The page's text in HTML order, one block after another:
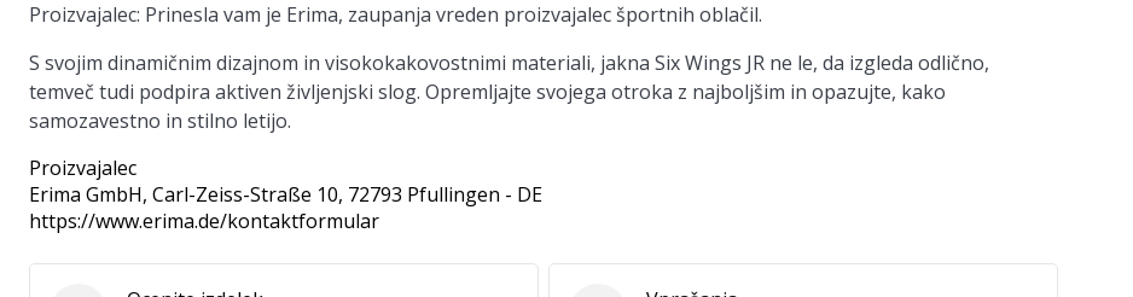
Proizvajalec: Prinesla vam je Erima, zaupanja vreden proizvajalec športnih oblačil.
S svojim dinamičnim dizajnom in visokokakovostnimi materiali, jakna Six Wings JR ne le, da izgleda odlično,
temveč tudi podpira aktiven življenjski slog. Opremljajte svojega otroka z najboljšim in opazujte, kako
samozavestno in stilno letijo.
Proizvajalec
Erima GmbH, Carl-Zeiss-Straße 10, 72793 Pfullingen - DE
https://www.erima.de/kontaktformular